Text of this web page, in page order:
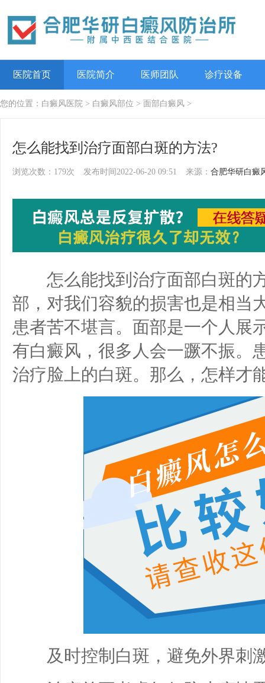
医院首页 医院简介 医师团队 诊疗设备
您的位置： 白癜风医院 > 白癜风部位 > 面部白癜风 >
怎么能找到治疗面部白斑的方法?
浏览次数：179次 发布时间2022-06-20 09:51 来源： 合肥华研白癜
怎么能找到治疗面部白斑的
部，对我们容貌的损害也是相当
患者苦不堪言。面部是一个人展
有白癜风，很多人会一蹶不振。
治疗脸上的白斑。那么，怎样才
及时控制白斑，避免外界刺